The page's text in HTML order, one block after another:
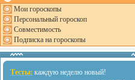
Мои гороскопы
Персональный гороскоп
Совместимость
Подписка на гороскопы
Тесты: каждую неделю новый!